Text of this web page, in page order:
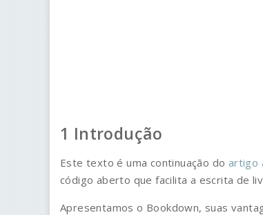
Introdução
Este texto é uma continuação do artigo
código aberto que facilita a escrita de
Apresentamos o Bookdown, suas